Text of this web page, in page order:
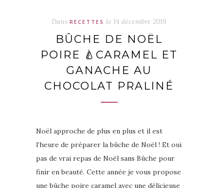
Dans RECETTES le 14 décembre 2019
BÛCHE DE NOËL
POIRE 🍐CARAMEL ET
GANACHE AU
CHOCOLAT PRALINÉ
Noël approche de plus en plus et il est
l’heure de préparer la bûche de Noël ! Et oui
pas de vrai repas de Noël sans Bûche pour
finir en beauté. Cette année je vous propose
une bûche poire caramel avec une délicieuse